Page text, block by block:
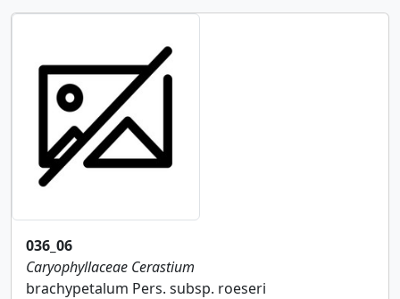
036_06
Caryophyllaceae Cerastium
brachypetalum Pers. subsp. roeseri